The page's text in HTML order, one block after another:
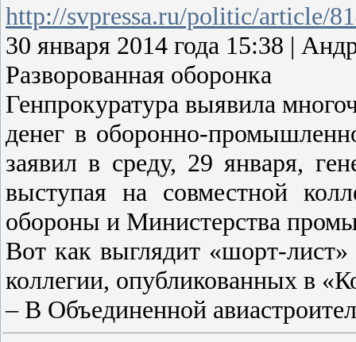
http://svpressa.ru/politic/article/
30 января 2014 года 15:38 |
Разворованная оборонка
Генпрокуратура выявила
денег в оборонно-
заявил в среду, 29 января,
выступая на совместной
обороны и Министерства
Вот как выглядит «шорт-
коллегии, опубликованных в
– В Объединенной